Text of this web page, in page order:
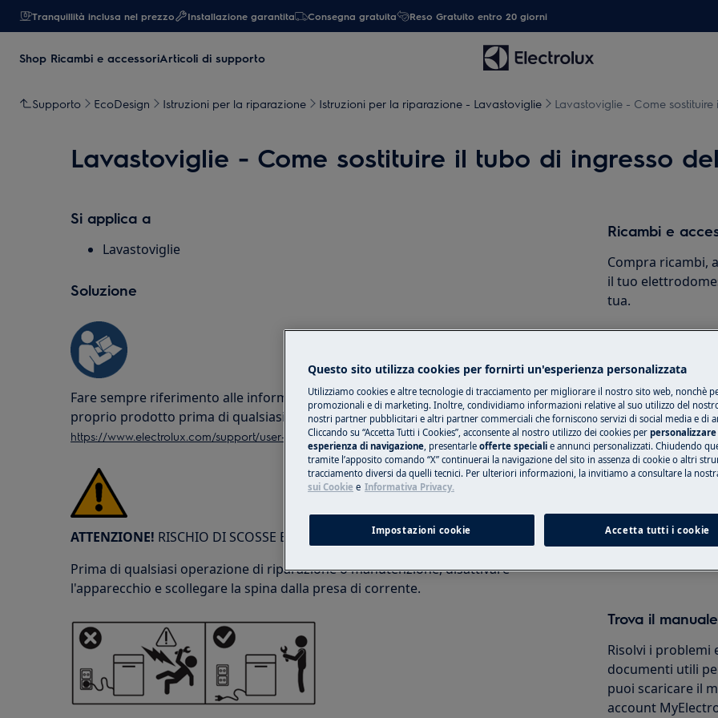
Tranquillità inclusa nel prezzo Installazione garantita Consegna gratuita Reso Gratuito entro 20 giorni
Shop Ricambi e accessoriArticoli di supporto
Supporto EcoDesign Istruzioni per la riparazione Istruzioni per la riparazione - Lavastoviglie Lavastoviglie - Come
Lavastoviglie - Come sostituire il tubo di ingresso
Si applica a
Lavastoviglie
Soluzione
Fare sempre riferimento alle informazioni sulla sicurezza del manuale d'uso del
proprio prodotto prima di qualsiasi operazione di riparazione o manutenzione.
https://www.electrolux.com/support/user-manuals/
ATTENZIONE! RISCHIO DI SCOSSE ELETTRICHE
Prima di qualsiasi operazione di riparazione o manutenzione, disattivare
l'apparecchio e scollegare la spina dalla presa di corrente.
Ricambi e
Compra ricambi,
il tuo
tua.
Prenota una
Ripara il tuo
nostri centri
Prenota
Trova il
Risolvi i problemi
documenti utili
puoi scaricare il
account
Questo sito utilizza cookies per fornirti un'esperienza personalizzata
Utilizziamo cookies e altre tecnologie di tracciamento per migliorare il nostro sito web, nonchè
promozionali e di marketing. Inoltre, condividiamo informazioni relative al suo utilizzo del
nostri partner pubblicitari e altri partner commerciali che forniscono servizi di social media e di
Cliccando su “Accetta Tutti i Cookies”, acconsente al nostro utilizzo dei cookies per personalizzare
esperienza di navigazione, presentarle offerte speciali e annunci personalizzati. Chiudendo
tramite l’apposito comando “X” continuerai la navigazione del sito in assenza di cookie o altri
tracciamento diversi da quelli tecnici. Per ulteriori informazioni, la invitiamo a consultare la
sui Cookie e Informativa Privacy.
Impostazioni cookie Accetta tutti i cookie